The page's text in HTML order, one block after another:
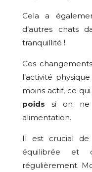
Cela a
d’autres chats
tranquillité !
Ces
l’activité
moins actif, ce
poids si on ne
alimentation.
Il est crucial de
équilibrée et
régulièrement.